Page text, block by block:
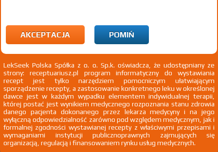
A12B Potas
A12BA Preparaty potasu
Kalium Chloratum WZF 15% Lz
100%
-
Kalii chloridum
inf. [konc. do przyg. roztw.] 150 mg/ml 10 fiol. 20 ml
Iniekcje
Polfa Warszawa
AKCEPTACJA POMIŃ
LekSeek Polska Spółka z o. o. Sp.k. oświadcza, że udostępniany ze
strony: receptuariusz.pl program informatyczny do wystawiania
recept jest tylko narzędziem pomocniczym ułatwiającym
sporządzenie recepty, a zastosowanie konkretnego leku w określonej
dawce jest w każdym wypadku elementem indywidualnej terapii,
której postać jest wynikiem medycznego rozpoznania stanu zdrowia
danego pacjenta dokonanego przez lekarza medycyny i na jego
wyłączną odpowiedzialność zarówno pod względem medycznym, jak i
formalnej zgodności wystawianej recepty z właściwymi przepisami i
wymaganiami instytucji publicznoprawnych zajmujących się
organizacją, regulacją i finansowaniem rynku usług medycznych.